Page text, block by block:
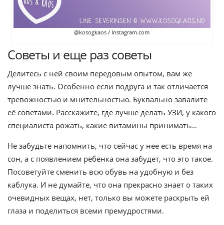
@kosogkaos / Instagram.com
Советы и еще раз советы
Делитесь с ней своим передовым опытом, вам же
лучше знать. Особенно если подруга и так отличается
тревожностью и мнительностью. Буквально завалите
её советами. Расскажите, где лучше делать УЗИ, у какого
специалиста рожать, какие витамины принимать…
Не забудьте напомнить, что сейчас у неё есть время на
сон, а с появлением ребёнка она забудет, что это такое.
Посоветуйте сменить всю обувь на удобную и без
каблука. И не думайте, что она прекрасно знает о таких
очевидных вещах, нет, только вы можете раскрыть ей
глаза и поделиться всеми премудростями.